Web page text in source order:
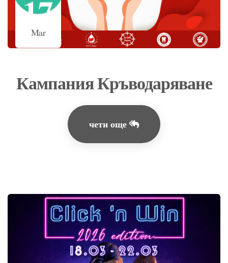
17
Mar
Кампания Кръводаряване
чети още